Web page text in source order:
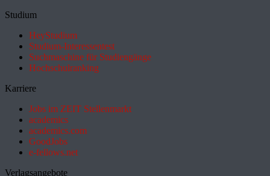
Studium
HeyStudium
Studium-Interessentest
Suchmaschine für Studiengänge
Hochschulranking
Karriere
Jobs im ZEIT Stellenmarkt
academics
academics.com
GoodJobs
e-fellows.net
Verlagsangebote